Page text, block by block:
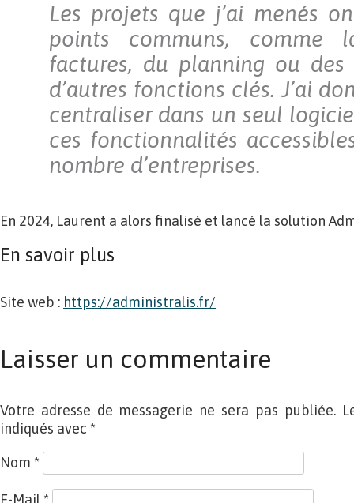
Les projets que j’ai menés
points communs, comme
factures, du planning ou
d’autres fonctions clés. J’ai
centraliser dans un seul
ces fonctionnalités
nombre d’entreprises.
En 2024, Laurent a alors finalisé et lancé la solution
En savoir plus
Site web : https://administralis.fr/
Laisser un commentaire
Votre adresse de messagerie ne sera pas publiée.
indiqués avec *
Nom *
E-Mail *